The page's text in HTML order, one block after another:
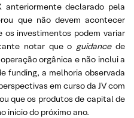
anteriormente declarado pela
que não devem acontecer
investimentos podem variar
notar que o guidancede
orgânica e não inclui a
funding, a melhoria observada
em curso da JV com
que os produtos de capital de
início do próximo ano.